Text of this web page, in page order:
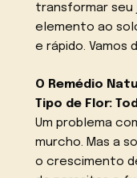
transformar seu
elemento ao
e rápido. Vamos
O Remédio
Tipo de Flor:
Um problema
murcho. Mas a
o crescimento